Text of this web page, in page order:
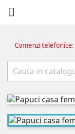

Comenzi telefonice: